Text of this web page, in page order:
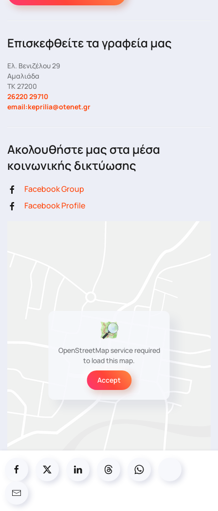
Επισκεφθείτε τα γραφεία μας
Ελ. Βενιζέλου 29
Αμαλιάδα
ΤΚ 27200
26220 29710
email:keprilia@otenet.gr
Ακολουθήστε μας στα μέσα
κοινωνικής δικτύωσης
Facebook Group
Facebook Profile
OpenStreetMap service required
to load this map.
Accept